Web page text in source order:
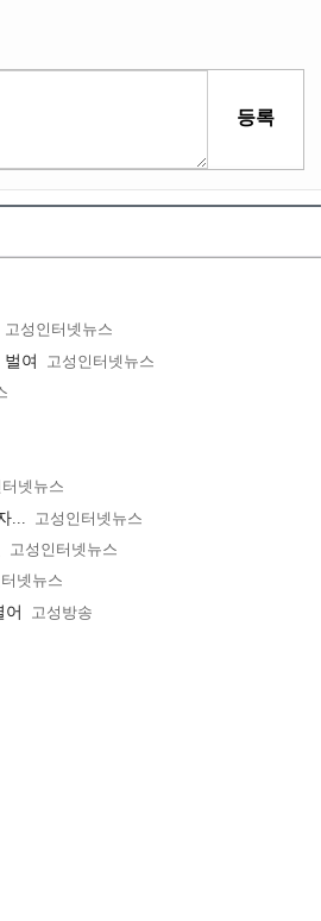
고성인터넷뉴스
여
고성인터넷뉴스
넷뉴스
...
고성인터넷뉴스
고성인터넷뉴스
넷뉴스
어
고성방송